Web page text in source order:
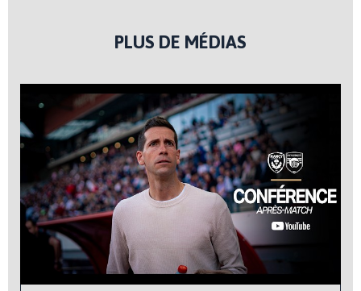
PLUS DE MÉDIAS